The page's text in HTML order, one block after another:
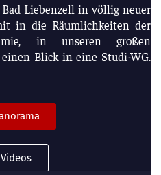
Liebenzell in völlig neuer
in die Räumlichkeiten der
in unseren großen
Blick in eine Studi-WG.